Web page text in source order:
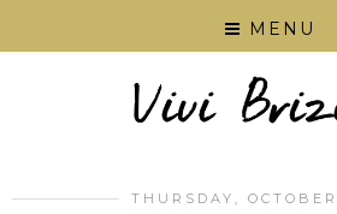
MENU
THURSDAY,